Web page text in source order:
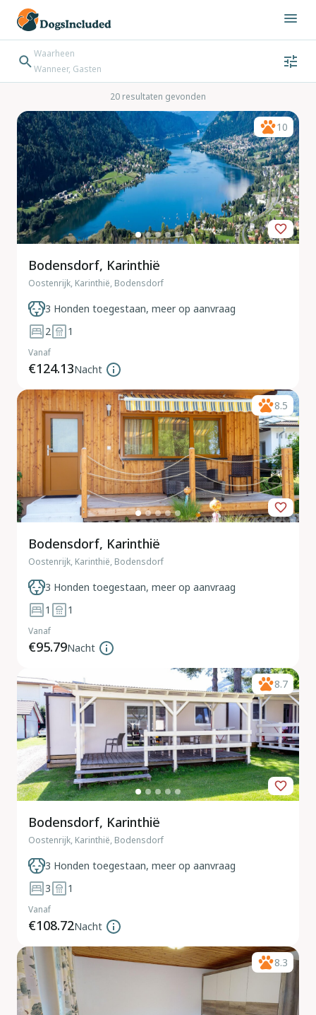
Waarheen
Wanneer, Gasten
Bestemming zoeken
Inchecken → Uitchecken20 resultaten gevonden
10
Bodensdorf, Karinthië
Oostenrijk, Karinthië, Bodensdorf
3 Honden toegestaan, meer op aanvraag
2
1
Vanaf
€124.13Nacht
8.5
Bodensdorf, Karinthië
Oostenrijk, Karinthië, Bodensdorf
3 Honden toegestaan, meer op aanvraag
1
1
Vanaf
€95.79Nacht
8.7
Bodensdorf, Karinthië
Oostenrijk, Karinthië, Bodensdorf
3 Honden toegestaan, meer op aanvraag
3
1
Vanaf
€108.72Nacht
8.3